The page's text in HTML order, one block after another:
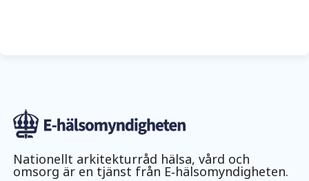
Nationellt arkitekturråd hälsa, vård och
omsorg är en tjänst från E‑hälsomyndigheten.